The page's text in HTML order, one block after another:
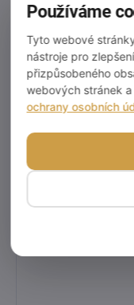
Používáme
Tyto webové
nástroje pro
přizpůsobeného
webových stránek
ochrany osobních